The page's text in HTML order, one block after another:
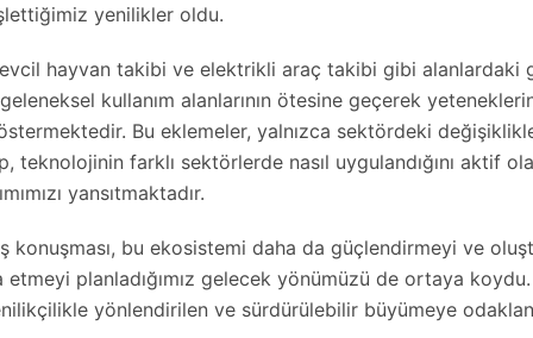
yenilikler oldu.
hayvan takibi ve elektrikli araç takibi gibi alanlardaki
kullanım alanlarının ötesine geçerek
Bu eklemeler, yalnızca sektördeki
teknolojinin farklı sektörlerde nasıl uygulandığını aktif
yansıtmaktadır.
konuşması, bu ekosistemi daha da güçlendirmeyi ve
planladığımız gelecek yönümüzü de ortaya
yönlendirilen ve sürdürülebilir büyümeye